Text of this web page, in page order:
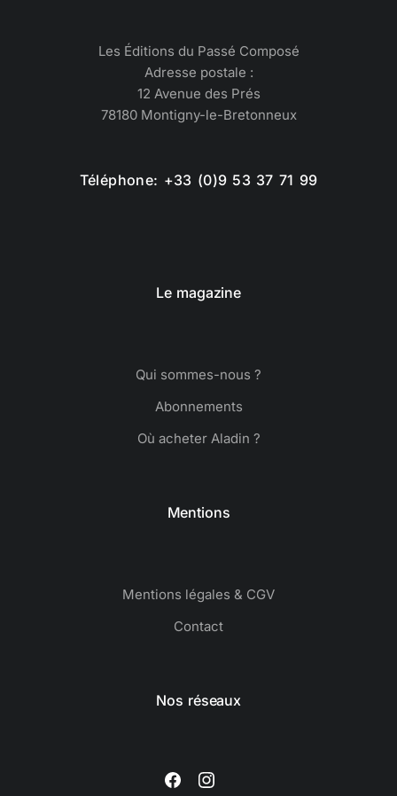
Les Éditions du Passé Composé
Adresse postale :
12 Avenue des Prés
78180 Montigny-le-Bretonneux
Téléphone: +33 (0)9 53 37 71 99
Le magazine
Qui sommes-nous ?
Abonnements
Où acheter Aladin ?
Mentions
Mentions légales & CGV
Contact
Nos réseaux